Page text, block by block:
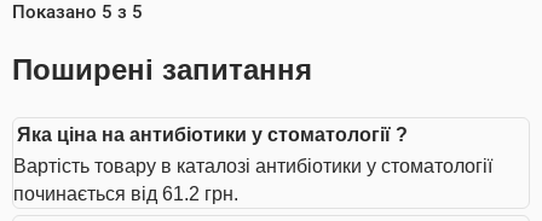
Показано 5 з 5
Поширені запитання
Яка ціна на антибіотики у стоматології ?
Вартість товару в каталозі антибіотики у стоматології
починається від 61.2 грн.